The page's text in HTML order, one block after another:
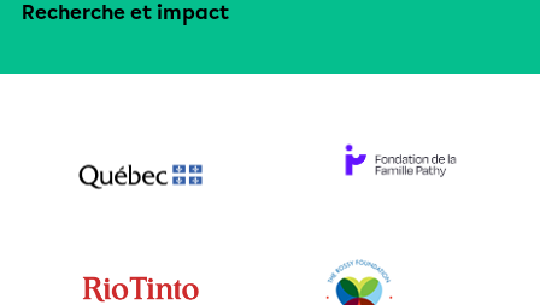
Recherche et impact